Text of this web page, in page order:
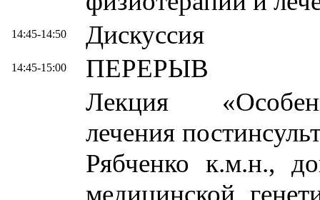
14:45-14:50 Дискуссия
14:45-15:00 ПЕРЕРЫВ
Лекция
лечения
Рябченко к.м.н.,
медицинской